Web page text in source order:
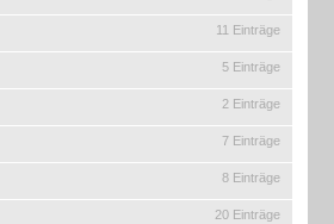
11 Einträge
5 Einträge
2 Einträge
7 Einträge
8 Einträge
20 Einträge